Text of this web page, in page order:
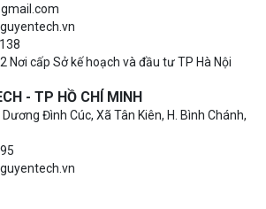
Nơi cấp Sở kế hoạch và đầu tư TP Hà Nội
- TP HỒ CHÍ MINH
Đình Cúc, Xã Tân Kiên, H. Bình Chánh,